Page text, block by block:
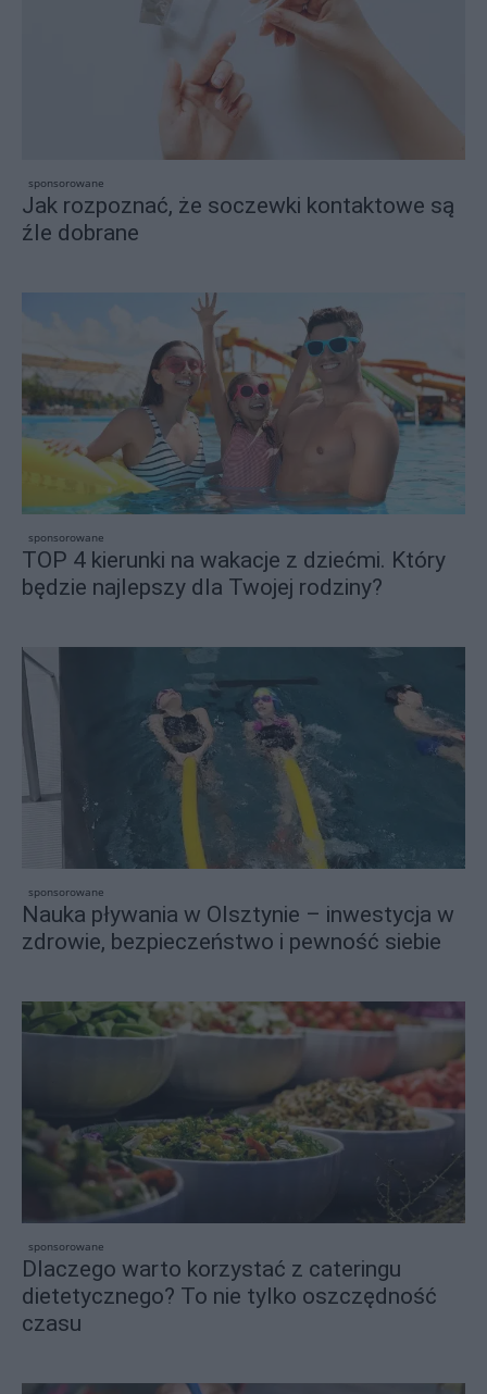
sponsorowane
Jak rozpoznać, że soczewki kontaktowe są
źle dobrane
sponsorowane
TOP 4 kierunki na wakacje z dziećmi. Który
będzie najlepszy dla Twojej rodziny?
sponsorowane
Nauka pływania w Olsztynie – inwestycja w
zdrowie, bezpieczeństwo i pewność siebie
sponsorowane
Dlaczego warto korzystać z cateringu
dietetycznego? To nie tylko oszczędność
czasu